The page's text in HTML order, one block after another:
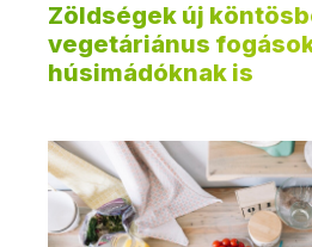
Zöldségek új
vegetáriánus
húsimádóknak is